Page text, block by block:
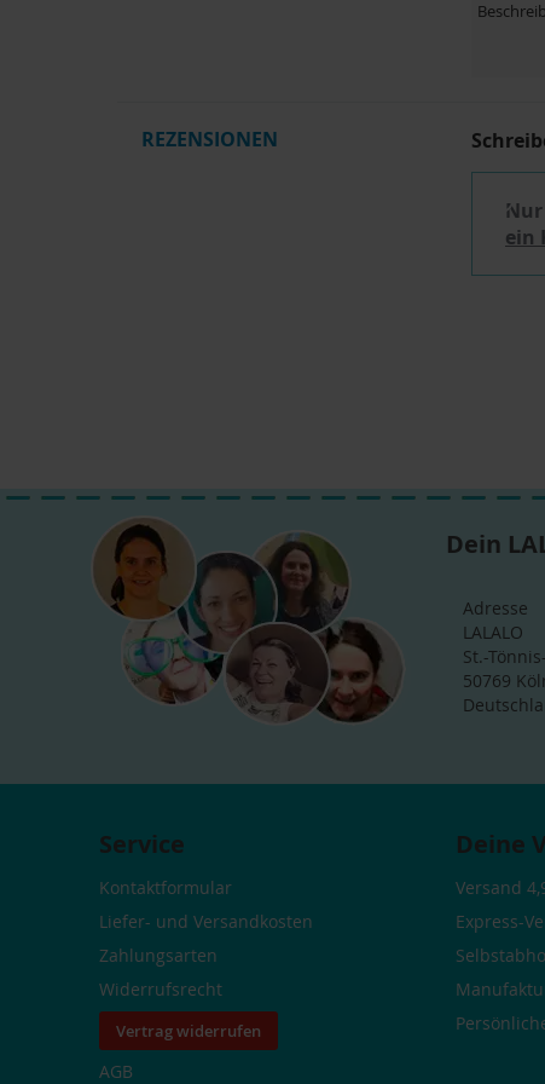
REZENSIONEN
ein
Dein
Adresse
LALALO
St.-
50769
Service
Kontaktformular
Liefer- und Versandkosten
Zahlungsarten
Widerrufsrecht
Vertrag widerrufen
AGB
Deine
Versand
Express-